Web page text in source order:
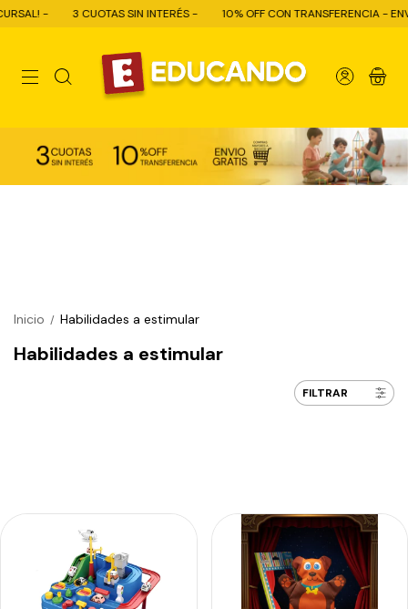
- 10% OFF CON TRANSFERENCIA - ENVÍO GRATIS COMPRAS +
0
Inicio / Habilidades a estimular
Habilidades a estimular
FILTRAR